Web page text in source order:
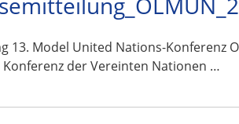
13. Model United Nations-Konferenz
der Vereinten Nationen …